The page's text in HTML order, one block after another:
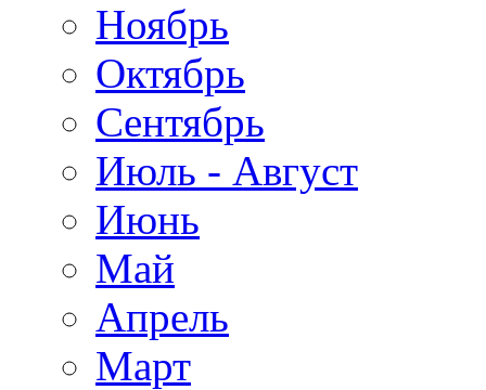
Ноябрь
Октябрь
Сентябрь
Июль - Август
Июнь
Май
Апрель
Март